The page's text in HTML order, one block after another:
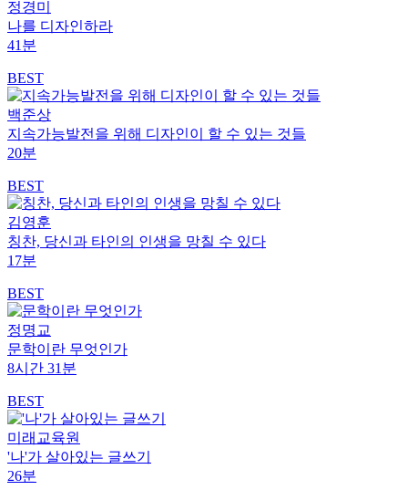
정경미
나를 디자인하라
41분
BEST
백준상
지속가능발전을 위해 디자인이 할 수 있는 것들
20분
BEST
김영훈
칭찬, 당신과 타인의 인생을 망칠 수 있다
17분
BEST
정명교
문학이란 무엇인가
8시간 31분
BEST
미래교육원
'나'가 살아있는 글쓰기
26분